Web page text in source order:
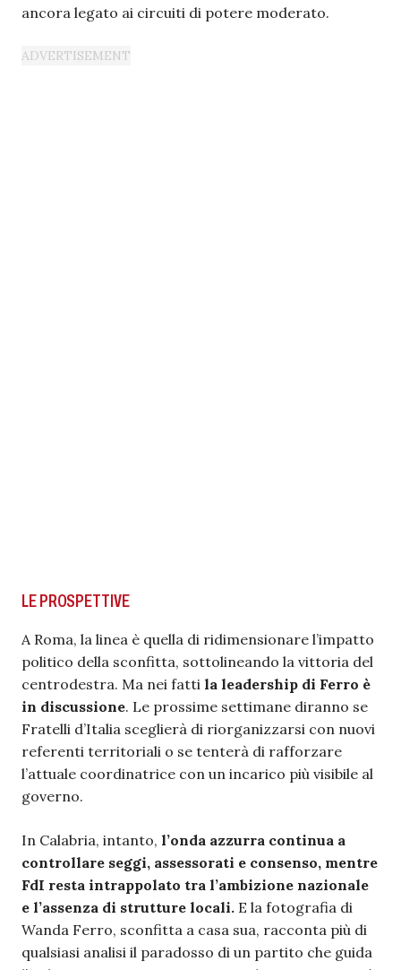
ancora legato ai circuiti di potere moderato.
LE PROSPETTIVE
A Roma, la linea è quella di ridimensionare l’impatto
politico della sconfitta, sottolineando la vittoria del
centrodestra. Ma nei fatti la leadership di Ferro è
in discussione. Le prossime settimane diranno se
Fratelli d’Italia sceglierà di riorganizzarsi con nuovi
referenti territoriali o se tenterà di rafforzare
l’attuale coordinatrice con un incarico più visibile al
governo.
In Calabria, intanto, l’onda azzurra continua a
controllare seggi, assessorati e consenso, mentre
FdI resta intrappolato tra l’ambizione nazionale
e l’assenza di strutture locali. E la fotografia di
Wanda Ferro, sconfitta a casa sua, racconta più di
qualsiasi analisi il paradosso di un partito che guida